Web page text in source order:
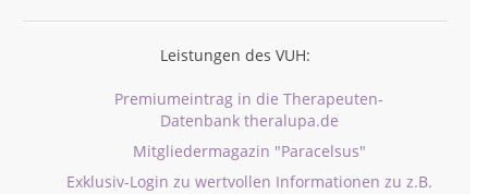
Leistungen des VUH:
Premiumeintrag in die Therapeuten-
Datenbank theralupa.de
Mitgliedermagazin "Paracelsus"
Exklusiv-Login zu wertvollen Informationen zu z.B.